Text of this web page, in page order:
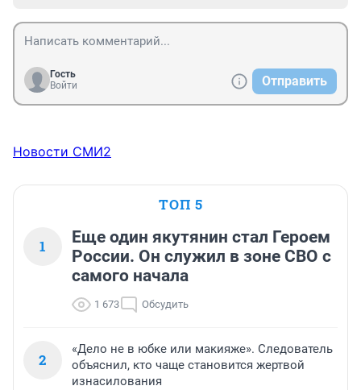
Гость
Войти
Отправить
Новости СМИ2
ТОП 5
1
Еще один якутянин стал Героем
России. Он служил в зоне СВО с
самого начала
1 673 Обсудить
2
«Дело не в юбке или макияже». Следователь
объяснил, кто чаще становится жертвой
изнасилования